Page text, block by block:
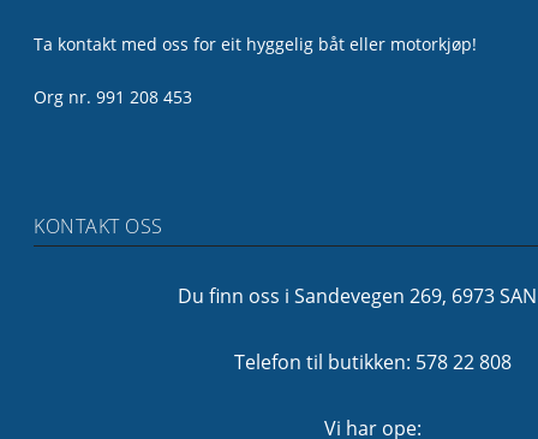
Ta kontakt med oss for eit hyggelig båt eller motorkjøp!
Org nr. 991 208 453
KONTAKT OSS
Du finn oss i Sandevegen 269, 6973
Telefon til butikken: 578 22 808
Vi har ope: